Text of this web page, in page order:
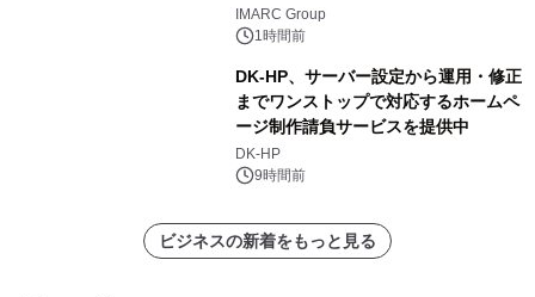
し、CAGR 3.42%で成長すると予測
IMARC Group
1時間前
DK-HP、サーバー設定から運用・修正
までワンストップで対応するホームペ
ージ制作請負サービスを提供中
DK-HP
9時間前
ビジネスの新着をもっと見る